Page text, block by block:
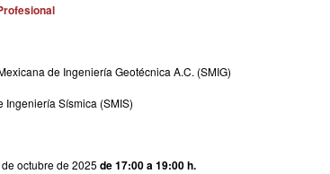
de Ingeniería Geotécnica A.C. (SMIG)
Ingeniería Sísmica (SMIS)
octubre de 2025 de 17:00 a 19:00 h.